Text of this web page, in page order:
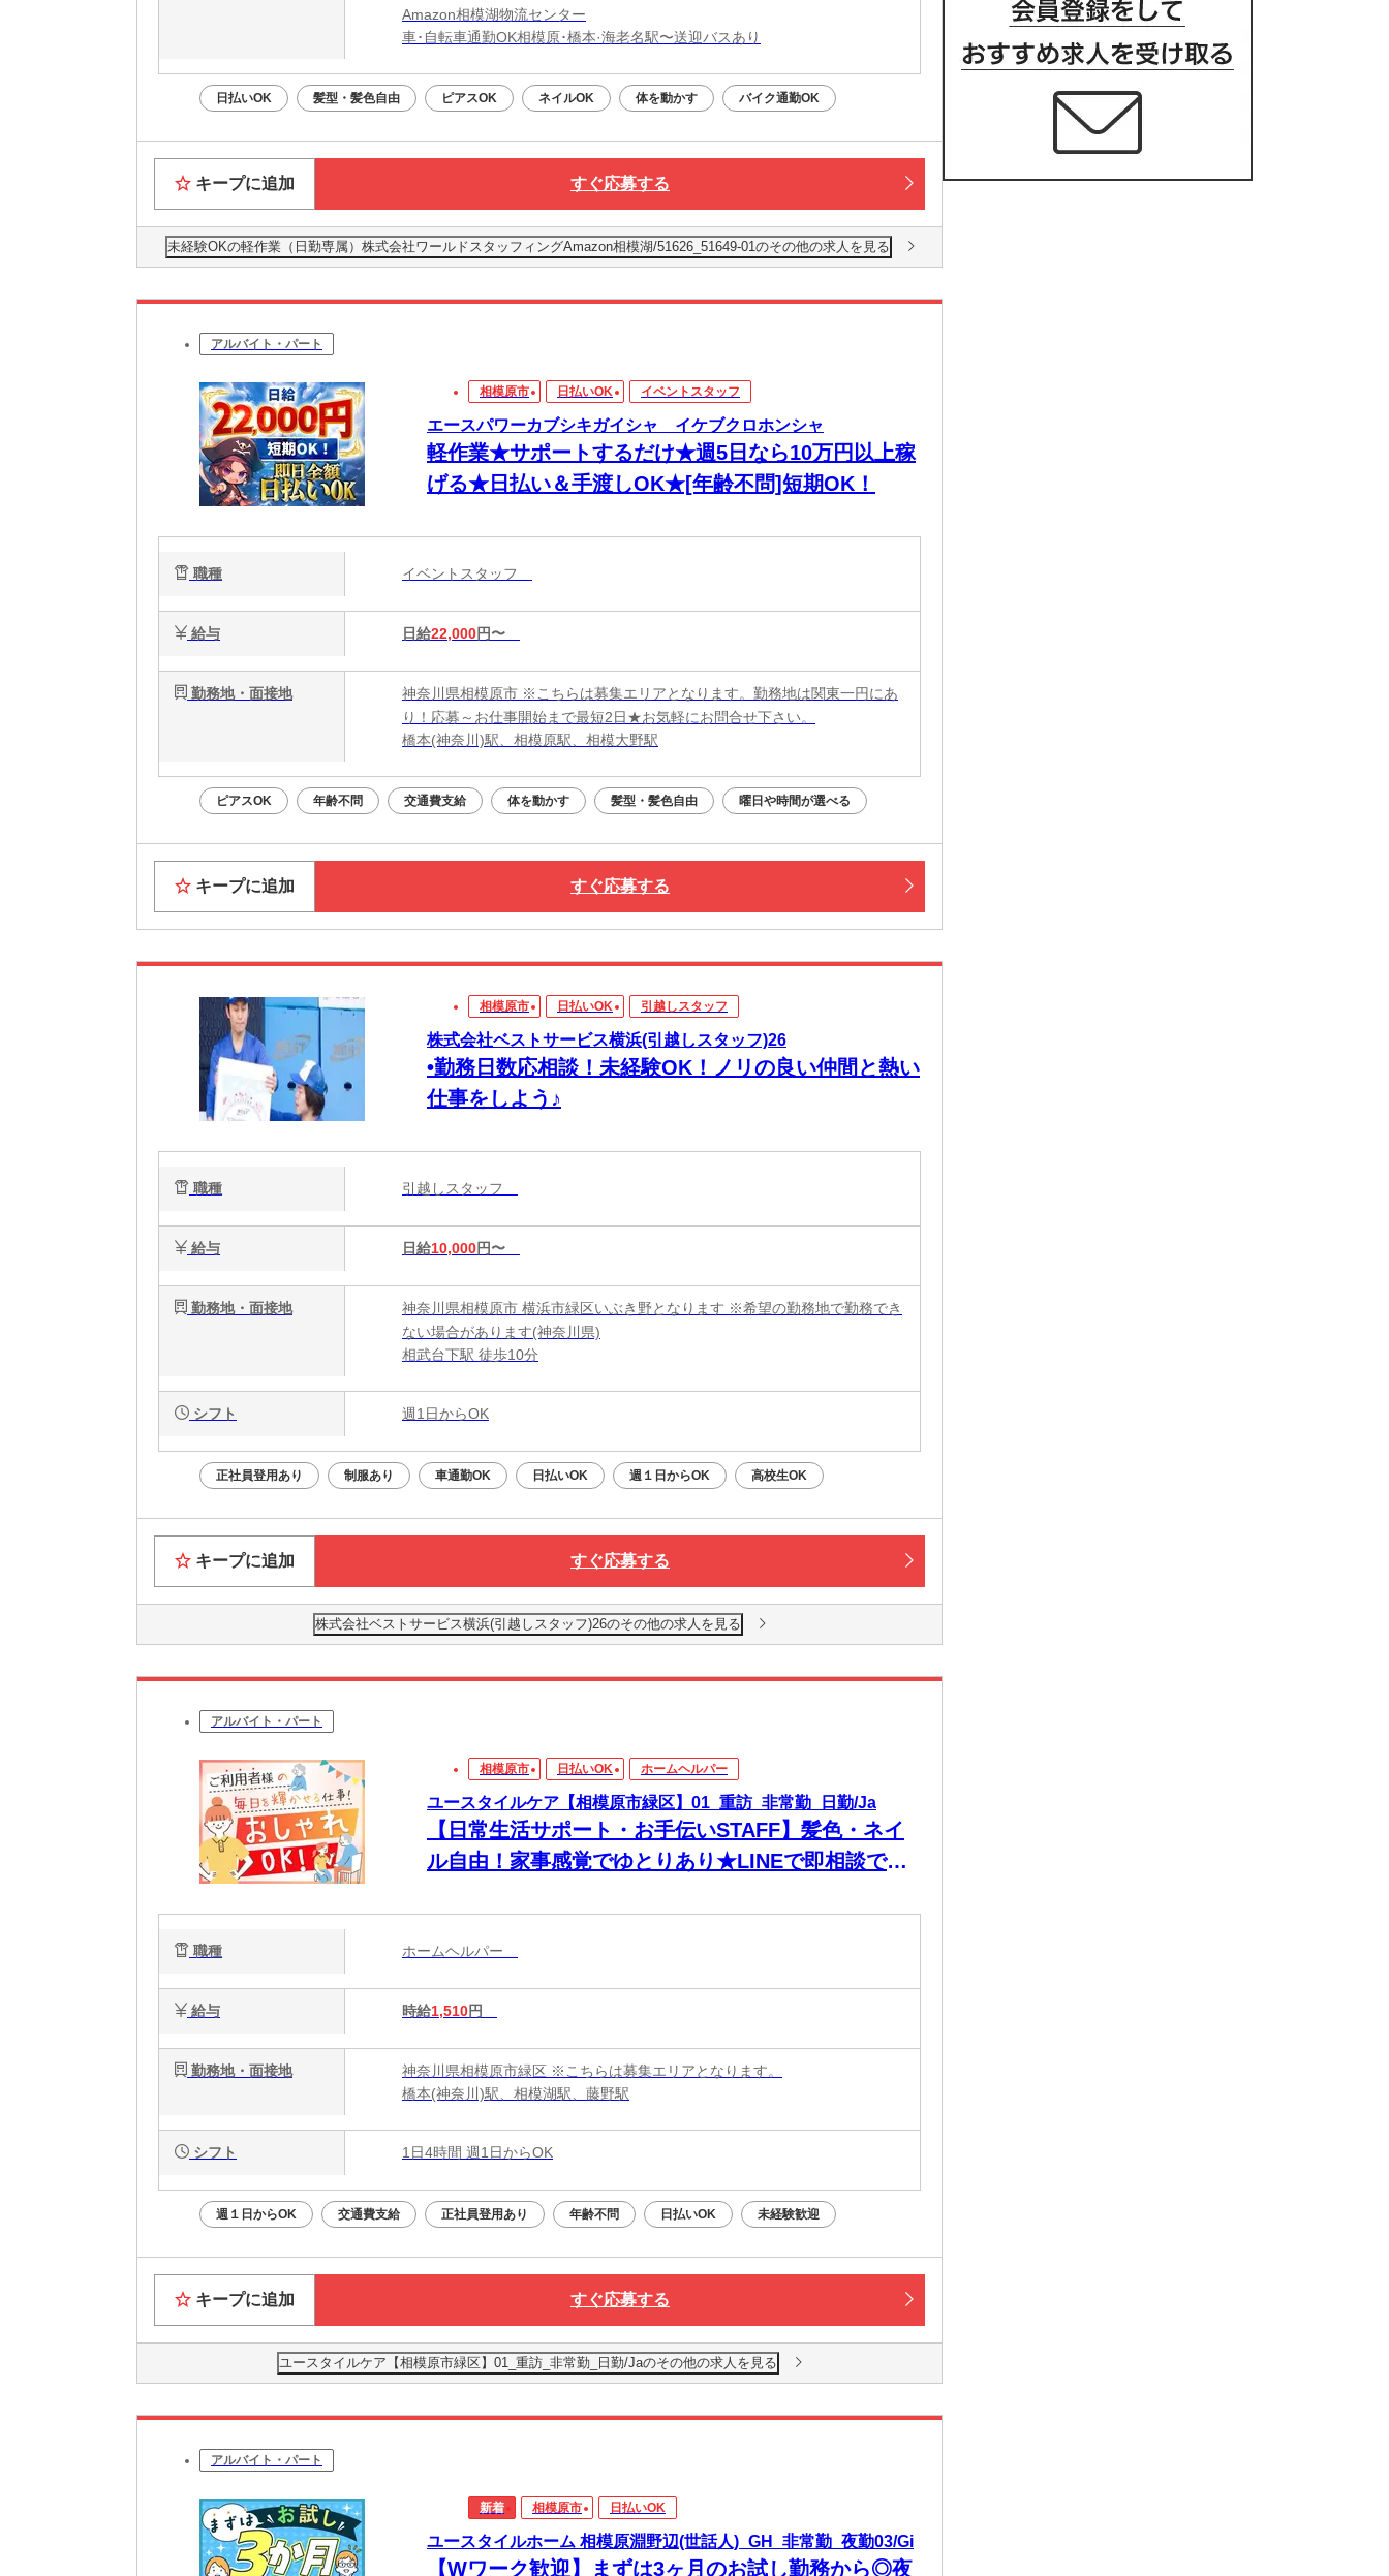
Amazon相模湖物流センター
車･自転車通勤OK相模原･橋本·海老名駅〜送迎バスあり
日払いOK 髪型・髪色自由 ピアスOK ネイルOK 体を動かす バイク通勤OK
キープに追加 すぐ応募する
未経験OKの軽作業（日勤専属）株式会社ワールドスタッフィングAmazon相模湖/51626_51649-01のその他の求人を見る
アルバイト・パート
相模原市 日払いOK イベントスタッフ
エースパワーカブシキガイシャ イケブクロホンシャ
軽作業★サポートするだけ★週5日なら10万円以上稼
げる★日払い＆手渡しOK★[年齢不問]短期OK！
職種 イベントスタッフ
給与 日給22,000円〜
勤務地・面接地
神奈川県相模原市 ※こちらは募集エリアとなります。勤務地は関東一円にあ
り！応募～お仕事開始まで最短2日★お気軽にお問合せ下さい。
橋本(神奈川)駅、相模原駅、相模大野駅
ピアスOK 年齢不問 交通費支給 体を動かす 髪型・髪色自由 曜日や時間が選べる
キープに追加 すぐ応募する
相模原市 日払いOK 引越しスタッフ
株式会社ベストサービス横浜(引越しスタッフ)26
•勤務日数応相談！未経験OK！ノリの良い仲間と熱い
仕事をしよう♪
職種 引越しスタッフ
給与 日給10,000円〜
勤務地・面接地
神奈川県相模原市 横浜市緑区いぶき野となります ※希望の勤務地で勤務でき
ない場合があります(神奈川県)
相武台下駅 徒歩10分
シフト 週1日からOK
正社員登用あり 制服あり 車通勤OK 日払いOK 週１日からOK 高校生OK
キープに追加 すぐ応募する
株式会社ベストサービス横浜(引越しスタッフ)26のその他の求人を見る
アルバイト・パート
相模原市 日払いOK ホームヘルパー
ユースタイルケア【相模原市緑区】01_重訪_非常勤_日勤/Ja
【日常生活サポート・お手伝いSTAFF】髪色・ネイ
ル自由！家事感覚でゆとりあり★LINEで即相談でき
職種 ホームヘルパー
給与 時給1,510円
勤務地・面接地
神奈川県相模原市緑区 ※こちらは募集エリアとなります。
橋本(神奈川)駅、相模湖駅、藤野駅
シフト 1日4時間 週1日からOK
週１日からOK 交通費支給 正社員登用あり 年齢不問 日払いOK 未経験歓迎
キープに追加 すぐ応募する
ユースタイルケア【相模原市緑区】01_重訪_非常勤_日勤/Jaのその他の求人を見る
アルバイト・パート
新着 相模原市 日払いOK
ユースタイルホーム 相模原淵野辺(世話人)_GH_非常勤_夜勤03/Gi
【Wワーク歓迎】まずは3ヶ月のお試し勤務から◎夜